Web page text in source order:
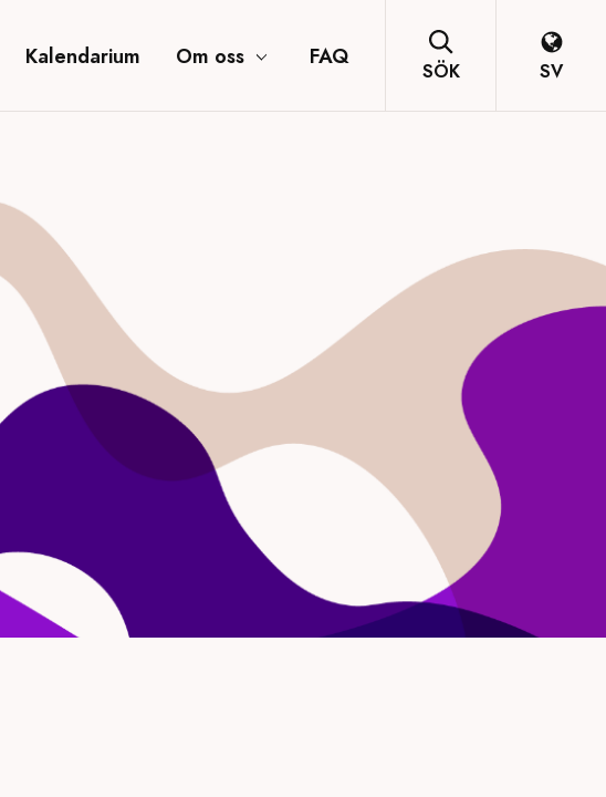
Kalendarium Om oss FAQ
SÖK SV